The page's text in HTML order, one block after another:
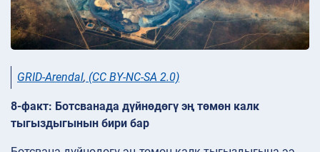
GRID-Arendal, (CC BY-NC-SA 2.0)
8-факт: Ботсванада дүйнөдөгү эң төмөн калк
тыгыздыгынын бири бар